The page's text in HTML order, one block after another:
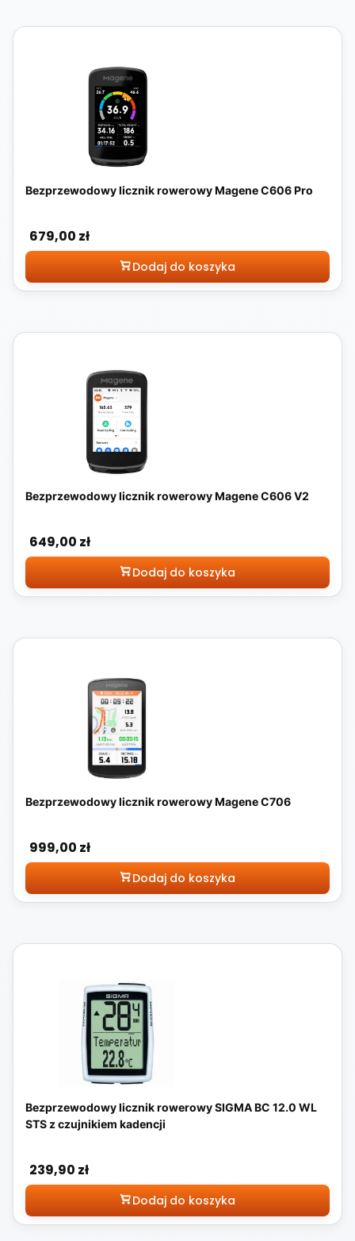
Bezprzewodowy licznik rowerowy Magene C606 Pro
Cena
679,00 zł
Dodaj do koszyka
Bezprzewodowy licznik rowerowy Magene C606 V2
Cena
649,00 zł
Dodaj do koszyka
Bezprzewodowy licznik rowerowy Magene C706
Cena
999,00 zł
Dodaj do koszyka
Bezprzewodowy licznik rowerowy SIGMA BC 12.0 WL
STS z czujnikiem kadencji
Cena
239,90 zł
Dodaj do koszyka